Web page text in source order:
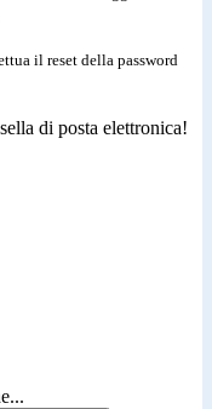
il reset della password
di posta elettronica!